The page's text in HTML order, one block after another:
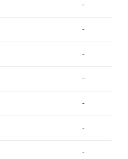
-
-
-
-
-
-
-